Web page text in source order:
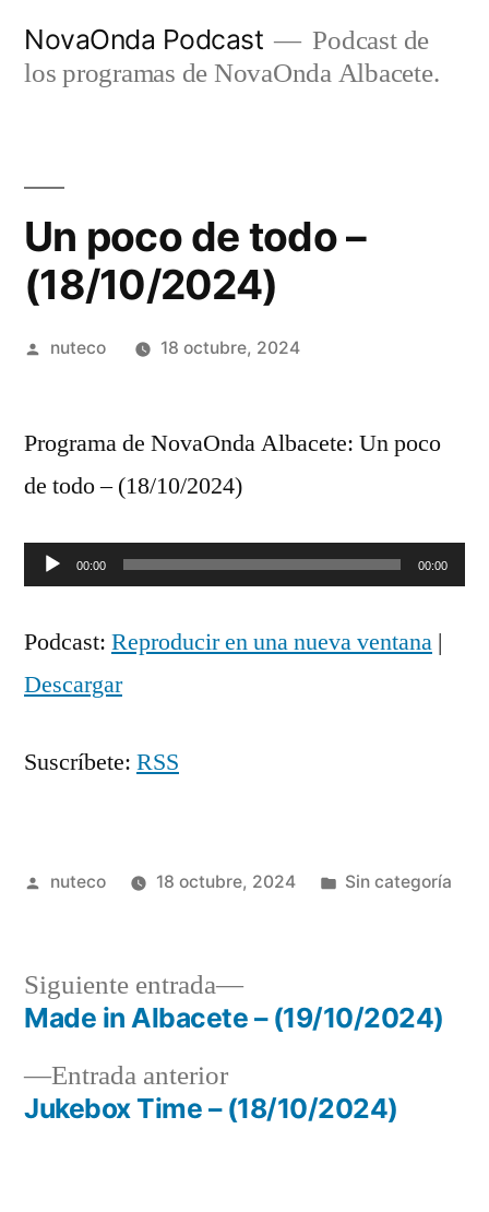
NovaOnda Podcast
Podcast de
los programas de NovaOnda Albacete.
Un poco de todo –
(18/10/2024)
Publicada
nuteco 18 octubre, 2024
Programa de NovaOnda Albacete: Un poco
de todo – (18/10/2024)
Reproductor
audio
00:00 00:00
Podcast: Reproducir en una nueva ventana |
Descargar
Suscríbete: RSS
Publicada
nuteco 18 octubre, 2024
Publicada
Sin categoría
Navegación
deEntrada anteriorEntrada
anterior:
Jukebox Time – (18/10/2024)
Siguiente entrada
Siguiente
entrada:
Made in Albacete – (19/10/2024)